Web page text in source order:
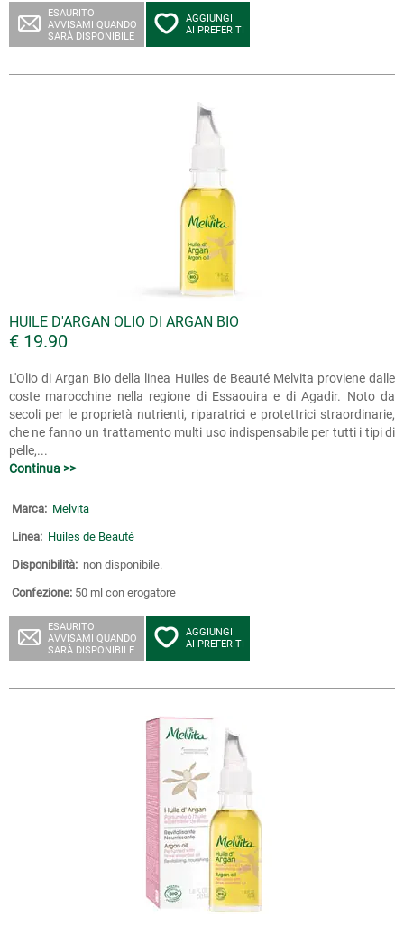
ESAURITO
AVVISAMI QUANDO
SARÀ DISPONIBILE
AGGIUNGI
AI PREFERITI
HUILE D'ARGAN OLIO DI ARGAN BIO
€ 19.90
L'Olio di Argan Bio della linea Huiles de Beauté Melvita proviene dalle
coste marocchine nella regione di Essaouira e di Agadir. Noto da
secoli per le proprietà nutrienti, riparatrici e protettrici straordinarie,
che ne fanno un trattamento multi uso indispensabile per tutti i tipi di
pelle,...
Continua >>
Marca: Melvita
Linea: Huiles de Beauté
Disponibilità: non disponibile.
Confezione: 50 ml con erogatore
ESAURITO
AVVISAMI QUANDO
SARÀ DISPONIBILE
AGGIUNGI
AI PREFERITI